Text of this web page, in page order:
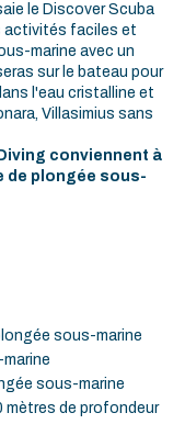
le Discover Scuba
activités faciles et
marine avec un
sur le bateau pour
l'eau cristalline et
Villasimius sans
conviennent à
de plongée sous-
sous-marine
sous-marine
mètres de profondeur